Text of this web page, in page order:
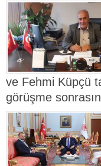
ve Fehmi Küpçü
görüşme